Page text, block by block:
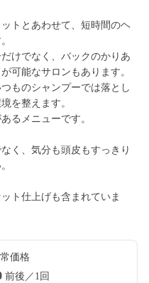
トとあわせて、短時間のヘ
けでなく、バックのかりあ
可能なサロンもあります。
ものシャンプーでは落とし
を整えます。
るメニューです。
く、気分も頭皮もすっきり
ト仕上げも含まれていま
価格
前後／1回